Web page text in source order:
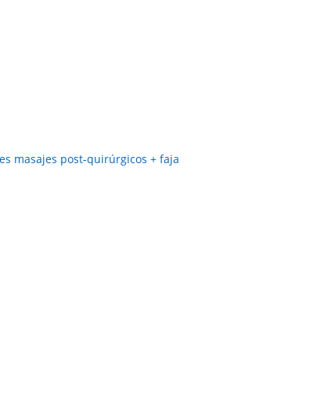
masajes post-quirúrgicos + faja